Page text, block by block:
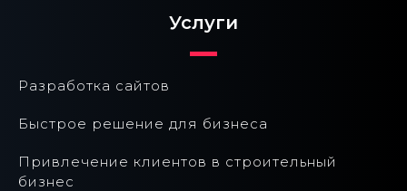
Услуги
Разработка сайтов
Быстрое решение для бизнеса
Привлечение клиентов в строительный
бизнес